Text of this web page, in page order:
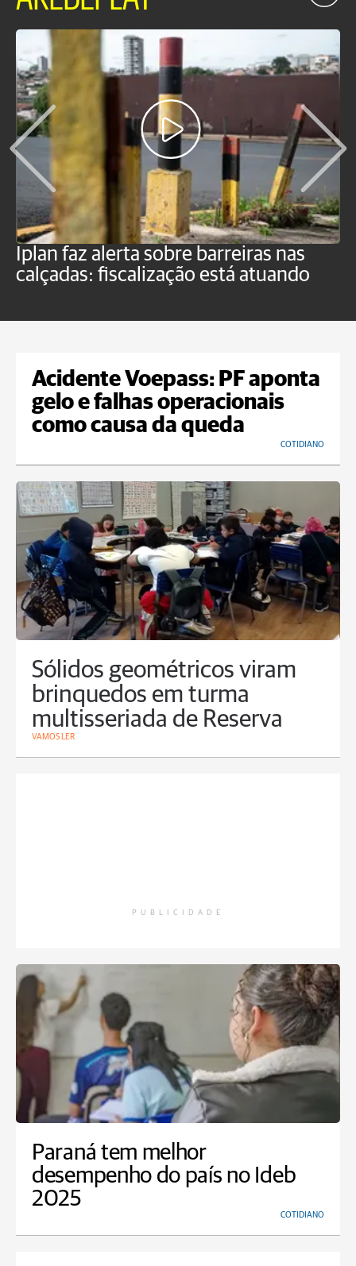
Iplan faz alerta sobre barreiras nas
calçadas: fiscalização está atuando
Acidente Voepass: PF aponta
gelo e falhas operacionais
como causa da queda
COTIDIANO
Sólidos geométricos viram
brinquedos em turma
multisseriada de Reserva
VAMOS LER
PUBLICIDADE
Paraná tem melhor
desempenho do país no Ideb
2025
COTIDIANO